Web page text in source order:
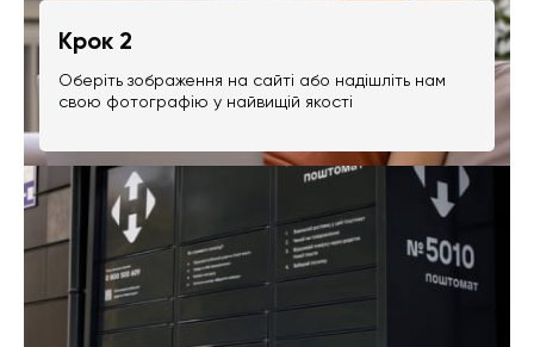
Крок 2
Оберіть зображення на сайті або надішліть нам
свою фотографію у найвищій якості